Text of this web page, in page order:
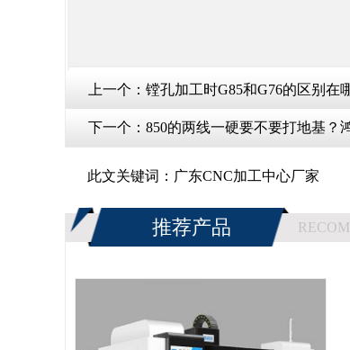
上一个： 镗孔加工时G85和G76的区别在
下一个： 850的两线一硬要不要打地基？
此文关键词： 广东CNC加工中心厂家
推荐产品